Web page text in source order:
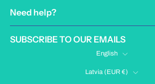
Need help?
SUBSCRIBE TO OUR EMAILS
English
Latvia ‎(EUR €)‎